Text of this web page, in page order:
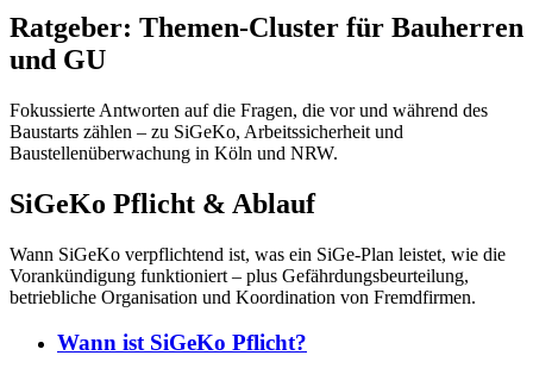
Ratgeber: Themen-Cluster für Bauherren
und GU
Fokussierte Antworten auf die Fragen, die vor und während des
Baustarts zählen – zu SiGeKo, Arbeitssicherheit und
Baustellenüberwachung in Köln und NRW.
SiGeKo Pflicht & Ablauf
Wann SiGeKo verpflichtend ist, was ein SiGe-Plan leistet, wie die
Vorankündigung funktioniert – plus Gefährdungsbeurteilung,
betriebliche Organisation und Koordination von Fremdfirmen.
Wann ist SiGeKo Pflicht?